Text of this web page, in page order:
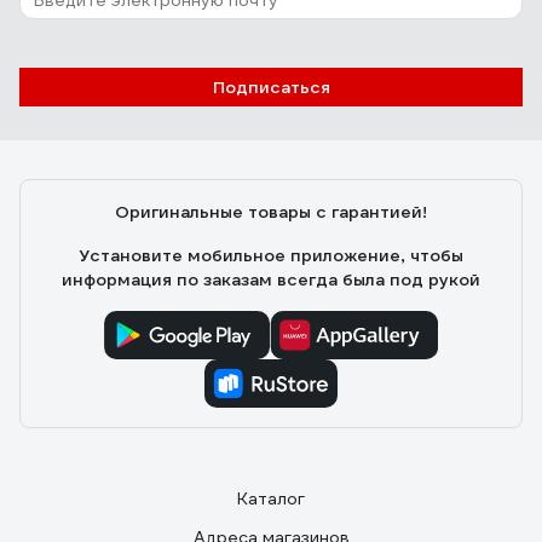
Подписаться
Оригинальные товары с гарантией!
Установите мобильное приложение, чтобы
информация по заказам всегда была под рукой
Каталог
Адреса магазинов